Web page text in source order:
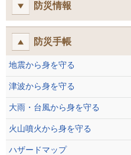
防災情報
防災手帳
地震から身を守る
津波から身を守る
大雨・台風から身を守る
火山噴火から身を守る
ハザードマップ